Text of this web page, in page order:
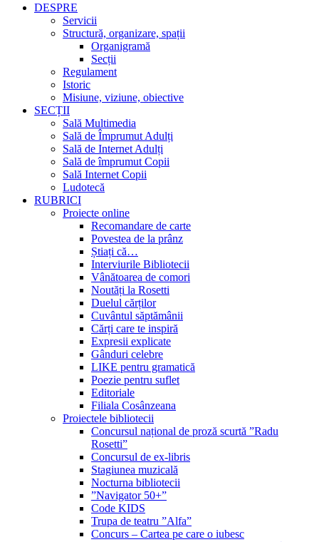
DESPRE
Servicii
Structură, organizare, spații
Organigramă
Secții
Regulament
Istoric
Misiune, viziune, obiective
SECȚII
Sală Multimedia
Sală de Împrumut Adulți
Sală de Internet Adulți
Sală de împrumut Copii
Sală Internet Copii
Ludotecă
RUBRICI
Proiecte online
Recomandare de carte
Povestea de la prânz
Știați că…
Interviurile Bibliotecii
Vânătoarea de comori
Noutăți la Rosetti
Duelul cărților
Cuvântul săptămânii
Cărți care te inspiră
Expresii explicate
Gânduri celebre
LIKE pentru gramatică
Poezie pentru suflet
Editoriale
Filiala Cosânzeana
Proiectele bibliotecii
Concursul național de proză scurtă ”Radu
Rosetti”
Concursul de ex-libris
Stagiunea muzicală
Nocturna bibliotecii
”Navigator 50+”
Code KIDS
Trupa de teatru ”Alfa”
Concurs – Cartea pe care o iubesc